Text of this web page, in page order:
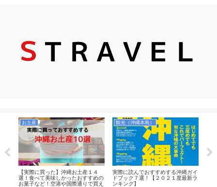
お土産
【実際に買った】沖縄お土産１４
選！食べて美味しかったおすすめの
お菓子など！空港や国際通りで買え
観光（沖縄本島）
実際に読んでおすすめする沖縄ガイ
ドブック７選！【２０２１度最新ラ
ンキング】